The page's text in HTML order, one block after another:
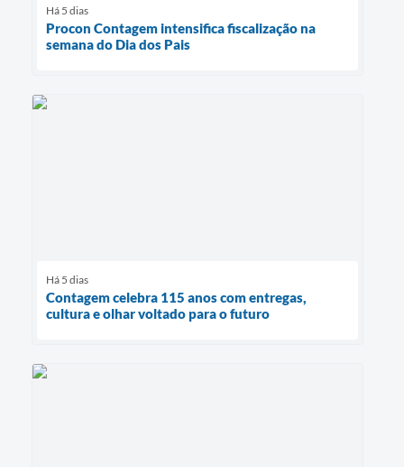
Há 5 dias
Procon Contagem intensifica fiscalização na
semana do Dia dos Pais
Há 5 dias
Contagem celebra 115 anos com entregas,
cultura e olhar voltado para o futuro